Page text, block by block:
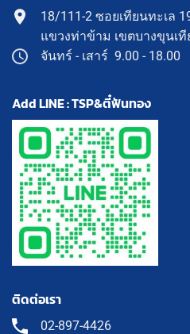
18/111-2 ซอยเทียนทะเล
แขวงท่าข้าม เขตบางขุนเ
จันทร์ - เสาร์ 9.00 - 18.00
Add LINE : TSP&ตี๋ฟันทอง
ติดต่อเรา
02-897-4426